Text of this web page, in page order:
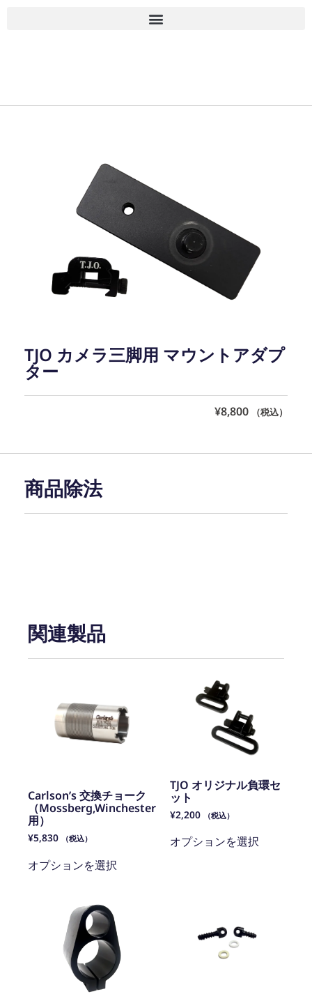
TJO カメラ三脚用 マウントアダプ
ター
¥8,800 （税込）
商品除法
関連製品
Carlson’s 交換チョーク
（Mossberg,Winchester
用）
¥5,830 （税込）
オプションを選択
TJO オリジナル負環セ
ット
¥2,200 （税込）
オプションを選択